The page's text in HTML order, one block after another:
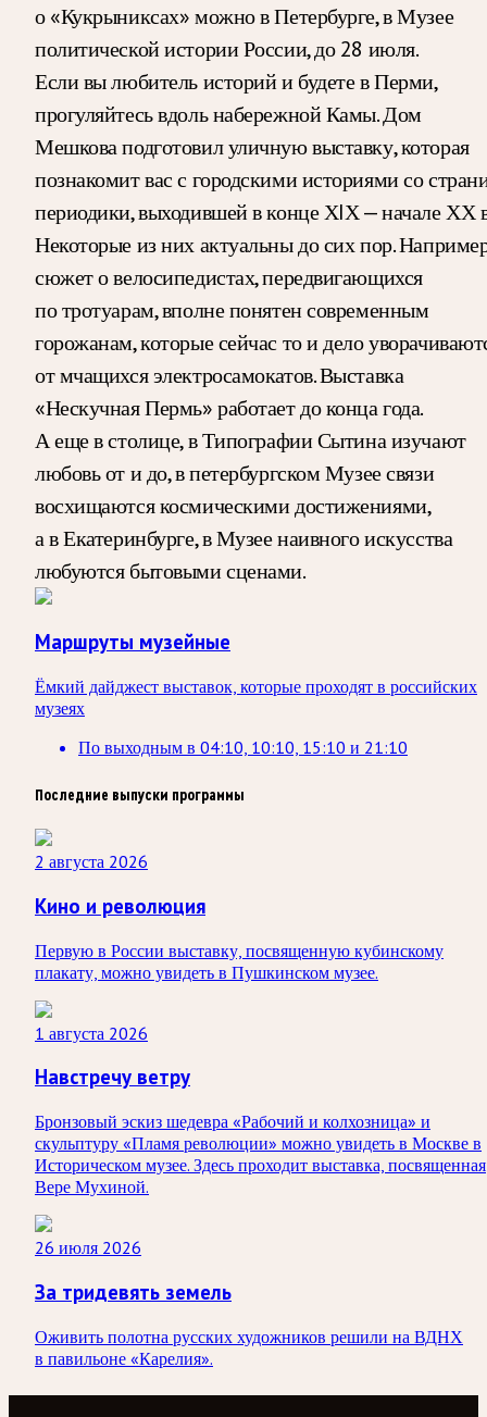
о «Кукрыниксах» можно в Петербурге, в Музее
политической истории России, до 28 июля.
Если вы любитель историй и будете в Перми,
прогуляйтесь вдоль набережной Камы. Дом
Мешкова подготовил уличную выставку, которая
познакомит вас с городскими историями со
периодики, выходившей в конце ХIХ — начале ХХ
Некоторые из них актуальны до сих пор.
сюжет о велосипедистах, передвигающихся
по тротуарам, вполне понятен современным
горожанам, которые сейчас то и дело
от мчащихся электросамокатов. Выставка
«Нескучная Пермь» работает до конца года.
А еще в столице, в Типографии Сытина изучают
любовь от и до, в петербургском Музее связи
восхищаются космическими достижениями,
а в Екатеринбурге, в Музее наивного искусства
любуются бытовыми сценами.
Маршруты музейные
Ёмкий дайджест выставок, которые проходят в российских
музеях
По выходным в 04:10, 10:10, 15:10 и 21:10
Последние выпуски программы
2 августа 2026
Кино и революция
Первую в России выставку, посвященную кубинскому
плакату, можно увидеть в Пушкинском музее.
1 августа 2026
Навстречу ветру
Бронзовый эскиз шедевра «Рабочий и колхозница» и
скульптуру «Пламя революции» можно увидеть в Москве в
Историческом музее. Здесь проходит выставка, посвященная
Вере Мухиной.
26 июля 2026
За тридевять земель
Оживить полотна русских художников решили на ВДНХ
в павильоне «Карелия».